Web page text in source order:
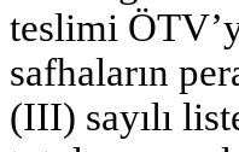
teslimi
safhaların
(III) sayılı